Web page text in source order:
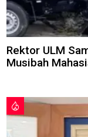
Rektor ULM
Musibah